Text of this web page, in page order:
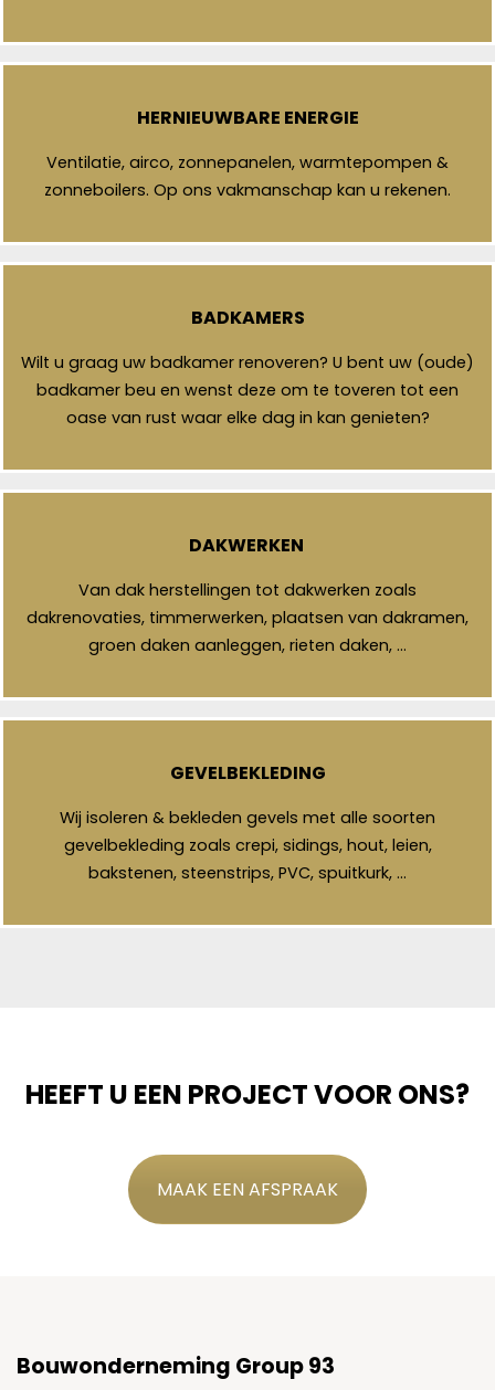
HERNIEUWBARE ENERGIE
Ventilatie, airco, zonnepanelen, warmtepompen &
zonneboilers. Op ons vakmanschap kan u rekenen.
BADKAMERS
Wilt u graag uw badkamer renoveren? U bent uw (oude)
badkamer beu en wenst deze om te toveren tot een
oase van rust waar elke dag in kan genieten?
DAKWERKEN
Van dak herstellingen tot dakwerken zoals
dakrenovaties, timmerwerken, plaatsen van dakramen,
groen daken aanleggen, rieten daken, …
GEVELBEKLEDING
Wij isoleren & bekleden gevels met alle soorten
gevelbekleding zoals crepi, sidings, hout, leien,
bakstenen, steenstrips, PVC, spuitkurk, …
HEEFT U EEN PROJECT VOOR ONS?
MAAK EEN AFSPRAAK
Bouwonderneming Group 93